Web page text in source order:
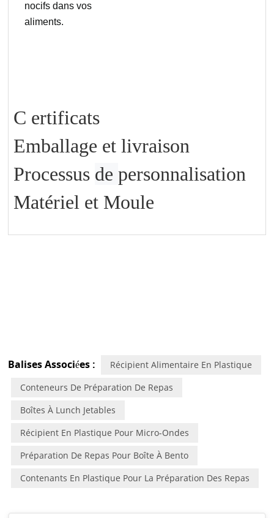
nocifs dans vos
aliments.
C ertificats
Emballage et livraison
Processus depersonnalisation
Matériel et Moule
Balises Associées :
Récipient Alimentaire En Plastique
Conteneurs De Préparation De Repas
Boîtes À Lunch Jetables
Récipient En Plastique Pour Micro-Ondes
Préparation De Repas Pour Boîte À Bento
Contenants En Plastique Pour La Préparation Des Repas